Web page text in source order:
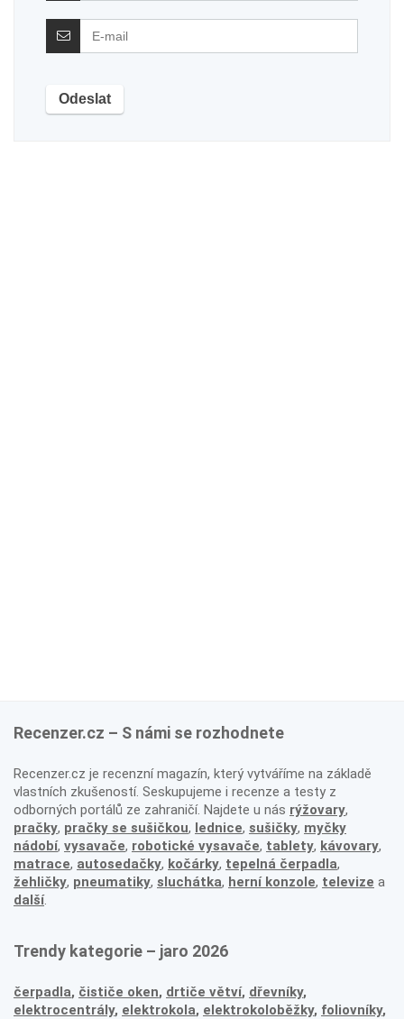
Recenzer.cz – S námi se rozhodnete
Recenzer.cz je recenzní magazín, který vytváříme na základě
vlastních zkušeností. Seskupujeme i recenze a testy z
odborných portálů ze zahraničí. Najdete u nás rýžovary,
pračky, pračky se sušičkou, lednice, sušičky, myčky
nádobí, vysavače, robotické vysavače, tablety, kávovary,
matrace, autosedačky, kočárky, tepelná čerpadla,
žehličky, pneumatiky, sluchátka, herní konzole, televize a
další.
Trendy kategorie – jaro 2026
čerpadla, čističe oken, drtiče větví, dřevníky,
elektrocentrály, elektrokola, elektrokoloběžky, foliovníky,